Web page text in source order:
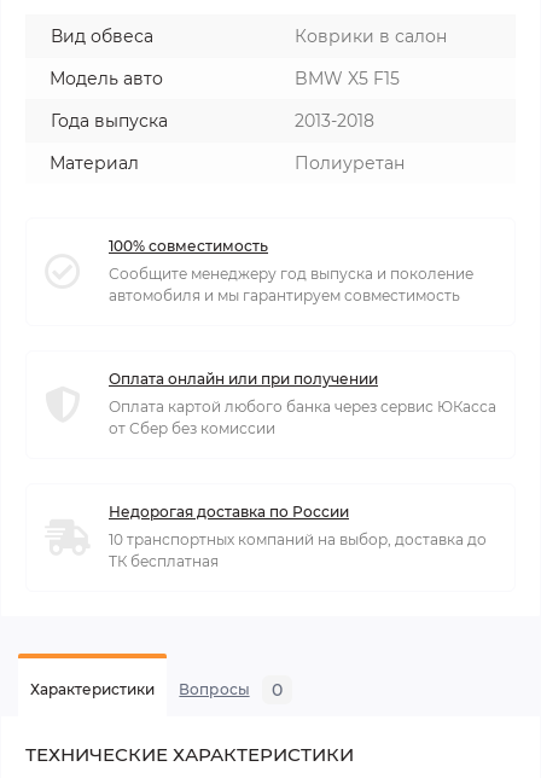
Вид обвеса
Коврики в салон
Модель авто
BMW X5 F15
Года выпуска
2013-2018
Материал
Полиуретан
100% совместимость
Сообщите менеджеру год выпуска и поколение
автомобиля и мы гарантируем совместимость
Оплата онлайн или при получении
Оплата картой любого банка через сервис ЮКасса
от Сбер без комиссии
Недорогая доставка по России
10 транспортных компаний на выбор, доставка до
ТК бесплатная
Характеристики Вопросы 0
ТЕХНИЧЕСКИЕ ХАРАКТЕРИСТИКИ